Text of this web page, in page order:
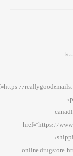
href="https://
online drugstore